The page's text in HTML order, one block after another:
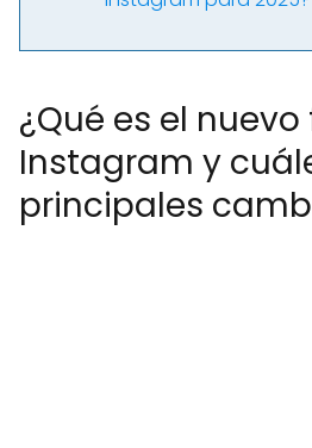
¿Qué es el
Instagram y
principales